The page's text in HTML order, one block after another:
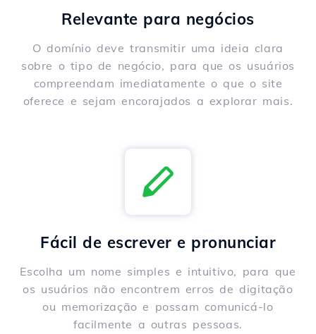
Relevante para negócios
O domínio deve transmitir uma ideia clara
sobre o tipo de negócio, para que os usuários
compreendam imediatamente o que o site
oferece e sejam encorajados a explorar mais.
Fácil de escrever e pronunciar
Escolha um nome simples e intuitivo, para que
os usuários não encontrem erros de digitação
ou memorização e possam comunicá-lo
facilmente a outras pessoas.